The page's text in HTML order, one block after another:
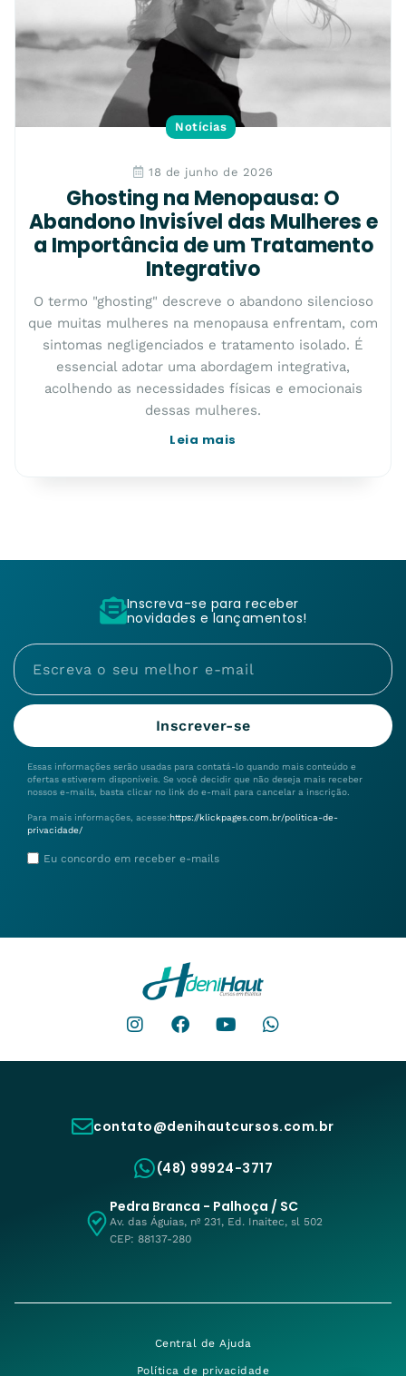
Notícias
18 de junho de 2026
Ghosting na Menopausa: O
Abandono Invisível das Mulheres e
a Importância de um Tratamento
Integrativo
O termo "ghosting" descreve o abandono silencioso
que muitas mulheres na menopausa enfrentam, com
sintomas negligenciados e tratamento isolado. É
essencial adotar uma abordagem integrativa,
acolhendo as necessidades físicas e emocionais
dessas mulheres.
Leia mais
Inscreva-se para receber
novidades e lançamentos!
Inscrever-se
Essas informações serão usadas para contatá-lo quando mais conteúdo e
ofertas estiverem disponíveis. Se você decidir que não deseja mais receber
nossos e-mails, basta clicar no link do e-mail para cancelar a inscrição.
Para mais informações, acesse:https://klickpages.com.br/politica-de-
privacidade/
Eu concordo em receber e-mails
contato@denihautcursos.com.br
(48) 99924-3717
Pedra Branca - Palhoça / SC
Av. das Águias, nº 231, Ed. Inaitec, sl 502
CEP: 88137-280
Central de Ajuda
Política de privacidade